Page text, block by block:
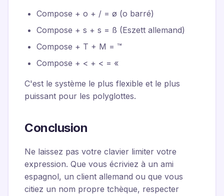
Compose + o + / = ø (o barré)
Compose + s + s = ß (Eszett allemand)
Compose + T + M = ™
Compose + < + < = «
C'est le système le plus flexible et le plus
puissant pour les polyglottes.
Conclusion
Ne laissez pas votre clavier limiter votre
expression. Que vous écriviez à un ami
espagnol, un client allemand ou que vous
citiez un nom propre tchèque, respecter